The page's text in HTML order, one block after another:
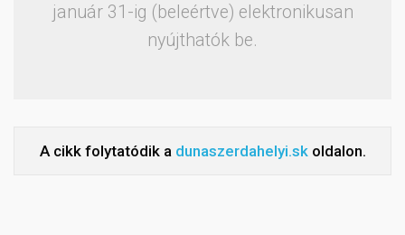
január 31-ig (beleértve) elektronikusan
nyújthatók be.
A cikk folytatódik a dunaszerdahelyi.sk oldalon.